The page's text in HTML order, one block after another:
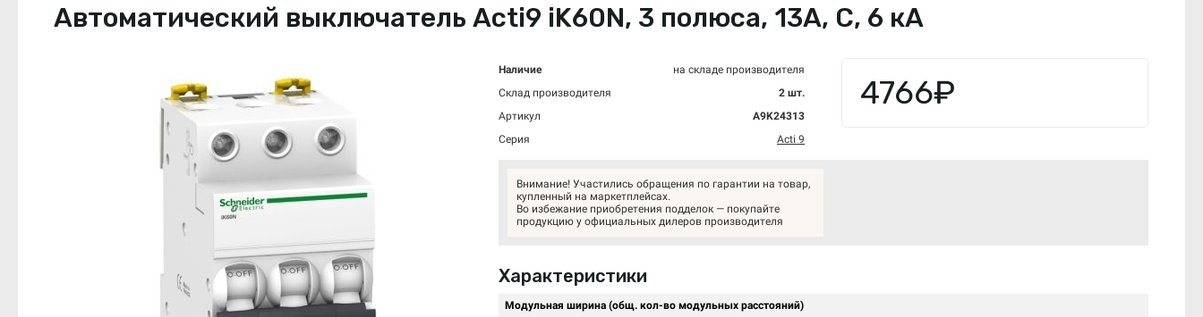
Автоматический выключатель Acti9 iK60N, 3 полюса, 13А, C, 6 кА
Наличие
на складе производителя
Склад производителя
2 шт.
Артикул
A9K24313
Серия
Acti 9
4766₽
Внимание! Участились обращения по гарантии на товар,
купленный на маркетплейсах.
Во избежание приобретения подделок — покупайте
продукцию у официальных дилеров производителя
Характеристики
Модульная ширина (общ. кол-во модульных расстояний)